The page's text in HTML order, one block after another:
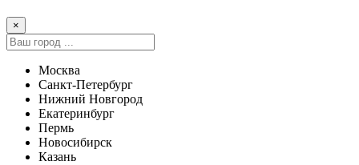
×
Москва
Санкт-Петербург
Нижний Новгород
Екатеринбург
Пермь
Новосибирск
Казань